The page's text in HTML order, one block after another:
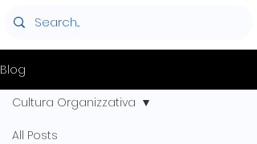
Blog
All Posts
Cultura Organizzativa